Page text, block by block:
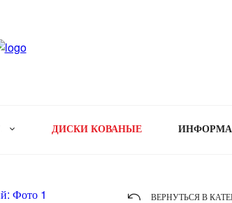
ДИСКИ КОВАНЫЕ
ВЕРНУТЬСЯ В